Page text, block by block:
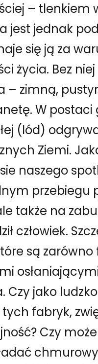
– tlenkiem
jest jednak
się ją za
życia. Bez
– zimną,
W
(lód)
Ziemi.
naszego
przebiegu
także na
człowiek.
są
Czy jako
fabryk,
Czy